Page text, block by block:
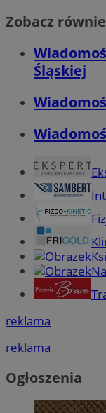
Zobacz
Śląskiej
reklama
reklama
Ogłoszenia